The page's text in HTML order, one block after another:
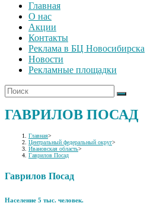
Главная
О нас
Акции
Контакты
Реклама в БЦ Новосибирска
Новости
Рекламные площадки
ГАВРИЛОВ ПОСАД
Главная>
Центральный федеральный округ>
Ивановская область>
Гаврилов Посад
Гаврилов Посад
Население 5 тыс. человек.